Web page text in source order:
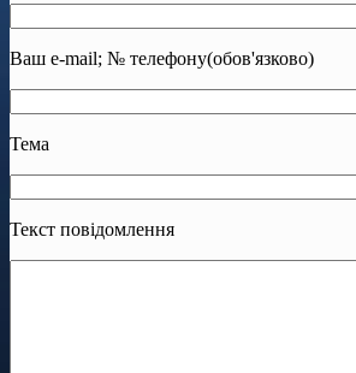
Ваш e-mail; № телефону(обов'язково)
Тема
Текст повідомлення